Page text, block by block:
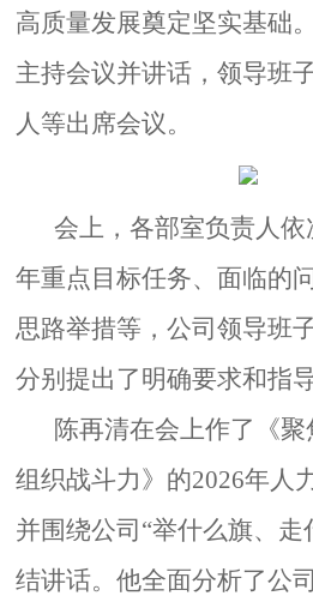
高质量发展奠定坚实基础
主持会议并讲话，领导班
人等出席会议。
会上，各部室负责人
年重点目标任务、面临的
思路举措等，公司领导班
分别提出了明确要求和指
陈再清在会上作了《
组织战斗力》的2026年人
并围绕公司“举什么旗、走
结讲话。他全面分析了公